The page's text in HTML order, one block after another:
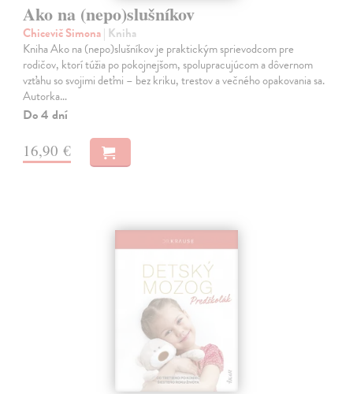
Ako na (nepo)slušníkov
Chicevič Simona| Kniha
Kniha Ako na (nepo)slušníkov je praktickým sprievodcom pre
rodičov, ktorí túžia po pokojnejšom, spolupracujúcom a dôvernom
vzťahu so svojimi deťmi – bez kriku, trestov a večného opakovania sa.
Autorka…
Do 4 dní
16,90 €